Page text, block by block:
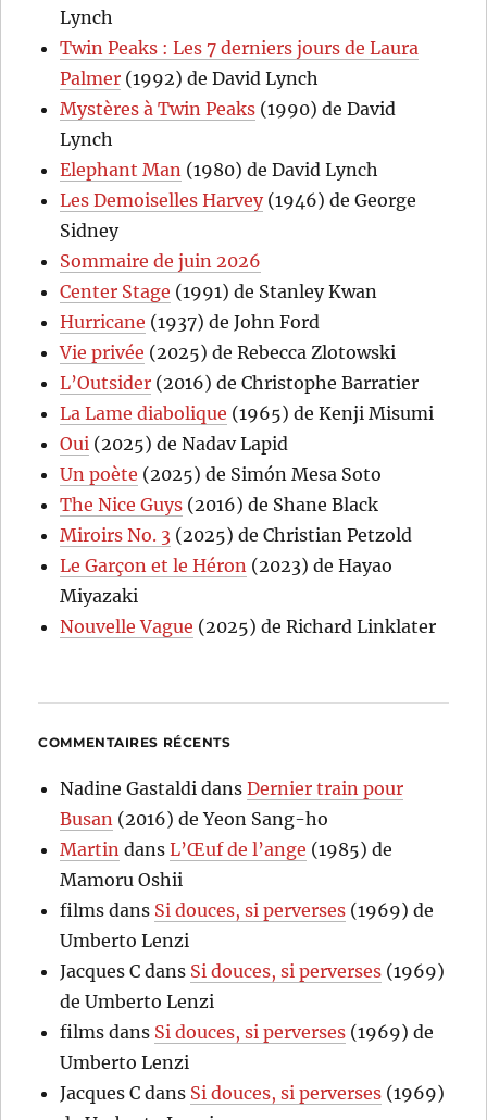
Lynch
Twin Peaks : Les 7 derniers jours de Laura
Palmer (1992) de David Lynch
Mystères à Twin Peaks (1990) de David
Lynch
Elephant Man (1980) de David Lynch
Les Demoiselles Harvey(1946) de George
Sidney
Sommaire de juin 2026
Center Stage (1991) de Stanley Kwan
Hurricane (1937) de John Ford
Vie privée (2025) de Rebecca Zlotowski
L’Outsider (2016) de Christophe Barratier
La Lame diabolique (1965) de Kenji Misumi
Oui (2025) de Nadav Lapid
Un poète (2025) de Simón Mesa Soto
The Nice Guys (2016) de Shane Black
Miroirs No. 3 (2025) de Christian Petzold
Le Garçon et le Héron (2023) de Hayao
Miyazaki
Nouvelle Vague (2025) de Richard Linklater
COMMENTAIRES RÉCENTS
Nadine Gastaldi dansDernier train pour
Busan (2016) de Yeon Sang-ho
Martin dansL’Œuf de l’ange (1985) de
Mamoru Oshii
films dans Si douces, si perverses (1969) de
Umberto Lenzi
Jacques C dans Si douces, si perverses (1969)
de Umberto Lenzi
films dans Si douces, si perverses (1969) de
Umberto Lenzi
Jacques C dans Si douces, si perverses (1969)